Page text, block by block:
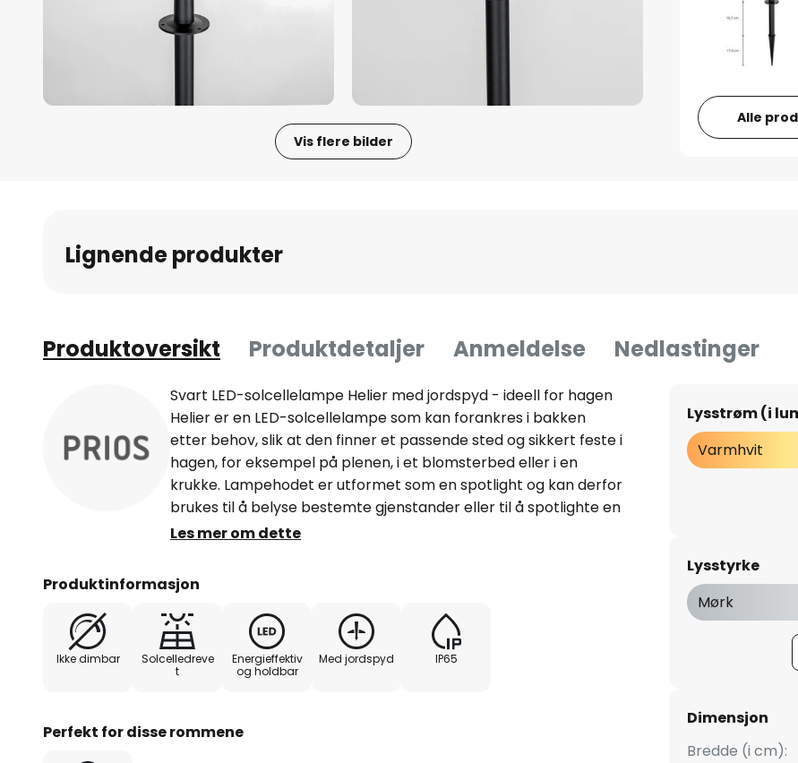
Vis flere bilder
bildegalleri
Alle
Lignende produkter
Produktoversikt Produktdetaljer Anmeldelse Nedlastinger
Svart LED-solcellelampe Helier med jordspyd - ideell for hagen
Helier er en LED-solcellelampe som kan forankres i bakken
etter behov, slik at den finner et passende sted og sikkert feste i
hagen, for eksempel på plenen, i et blomsterbed eller i en
krukke. Lampehodet er utformet som en spotlight og kan derfor
brukes til å belyse bestemte gjenstander eller til å spotlighte en
sti for å sikre god orientering etter mørkets frembrudd, slik at
solcellelampen, som kan brukes helt uavhengig av strømnettet,
i opptil 16 timer.
Les mer om dette
Produktinformasjon
Ikke dimbar
Solcelledreve
t
Energieffektiv
og holdbar
Med jordspyd IP65
Perfekt for disse rommene
Lysstrøm (i
Varmhvit
Lysstyrke
Mørk
Dimensjon
Bredde (i cm):